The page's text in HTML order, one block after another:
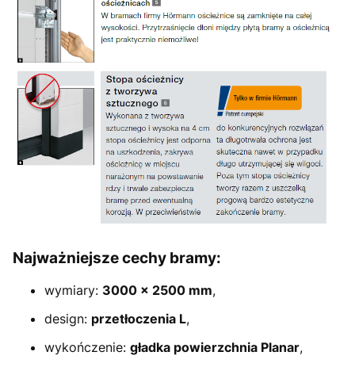
Najważniejsze cechy bramy:
wymiary: 3000 × 2500 mm,
design: przetłoczenia L,
wykończenie: gładka powierzchnia Planar,